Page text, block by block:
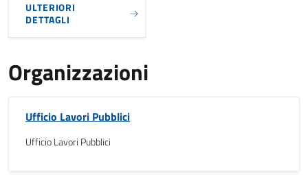
ULTERIORI
DETTAGLI
Organizzazioni
Ufficio Lavori Pubblici
Ufficio Lavori Pubblici